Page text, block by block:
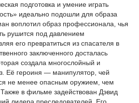
подготовка и умение играть
идеально подошли для образа
воплотил образ профессионала, чья
рушится под давлением
его превратиться из спасателя в
заключенного досталась
создала многослойный и
Её героиня — манипулятор, чей
не менее опасным оружием, чем
в фильме задействован Дэвид